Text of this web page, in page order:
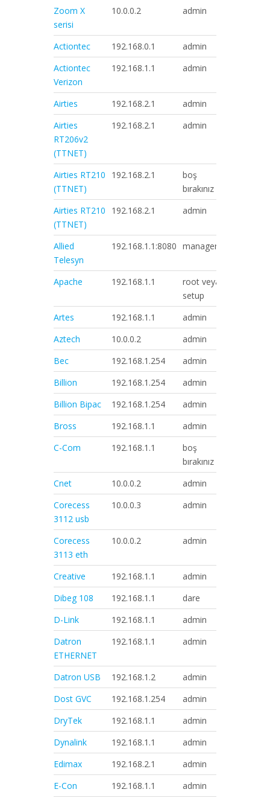
Zoom X
serisi
10.0.0.2 admin
Actiontec 192.168.0.1 admin
Actiontec
Verizon
192.168.1.1 admin
Airties 192.168.2.1 admin
Airties
RT206v2
(TTNET)
192.168.2.1 admin
Airties RT210
(TTNET)
192.168.2.1
boş
bırakınız
Airties RT210
(TTNET)
192.168.2.1 admin
Allied
Telesyn
192.168.1.1:8080 manager
Apache 192.168.1.1
root veya
setup
Artes 192.168.1.1 admin
Aztech
10.0.0.2 admin
Bec
192.168.1.254 admin
Billion
192.168.1.254 admin
Billion Bipac
192.168.1.254 admin
Bross
192.168.1.1 admin
C-Com
192.168.1.1
boş
bırakınız
Cnet 10.0.0.2 admin
Corecess
3112 usb
10.0.0.3 admin
Corecess
3113 eth
10.0.0.2 admin
Creative 192.168.1.1 admin
Dibeg 108
192.168.1.1 dare
D-Link
192.168.1.1 admin
Datron
ETHERNET
192.168.1.1 admin
Datron USB 192.168.1.2 admin
Dost GVC
192.168.1.254 admin
DryTek
192.168.1.1 admin
Dynalink
192.168.1.1 admin
Edimax
192.168.2.1 admin
E-Con
192.168.1.1 admin